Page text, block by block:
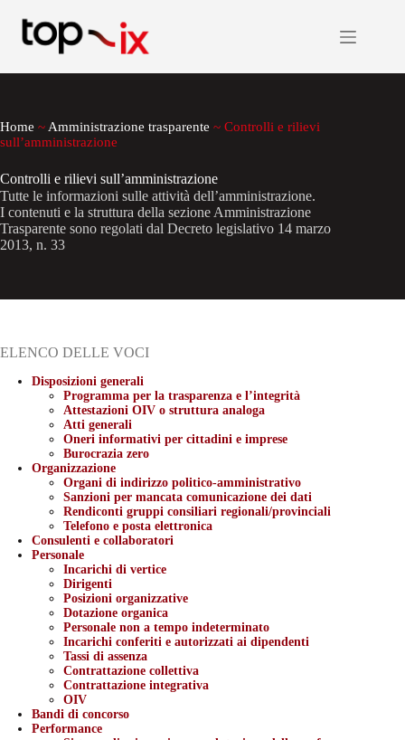
contenuto
Home ~ Amministrazione trasparente ~ Controlli e rilievi
sull’amministrazione
Controlli e rilievi sull’amministrazione
Tutte le informazioni sulle attività dell’amministrazione.
I contenuti e la struttura della sezione Amministrazione
Trasparente sono regolati dal Decreto legislativo 14 marzo
2013, n. 33
ELENCO DELLE VOCI
Disposizioni generali
Programma per la trasparenza e l’integrità
Attestazioni OIV o struttura analoga
Atti generali
Oneri informativi per cittadini e imprese
Burocrazia zero
Organizzazione
Organi di indirizzo politico-amministrativo
Sanzioni per mancata comunicazione dei dati
Rendiconti gruppi consiliari regionali/provinciali
Telefono e posta elettronica
Consulenti e collaboratori
Personale
Incarichi di vertice
Dirigenti
Posizioni organizzative
Dotazione organica
Personale non a tempo indeterminato
Incarichi conferiti e autorizzati ai dipendenti
Tassi di assenza
Contrattazione collettiva
Contrattazione integrativa
OIV
Bandi di concorso
Performance